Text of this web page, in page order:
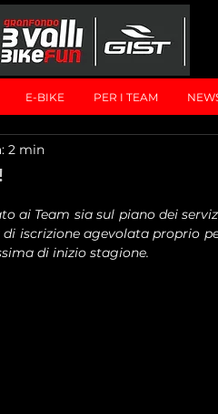
E-BIKE PER I TEAM
2 min
ai Team sia sul piano dei
iscrizione agevolata proprio
di inizio stagione.